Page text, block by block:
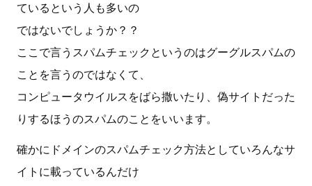
ているという人も多いの
ではないでしょうか？？
ここで言うスパムチェックというのはグーグルスパムの
ことを言うのではなくて、
コンピュータウイルスをばら撒いたり、偽サイトだった
りするほうのスパムのことをいいます。
確かにドメインのスパムチェック方法としていろんなサ
イトに載っているんだけ